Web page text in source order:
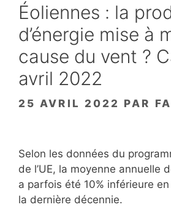
Éoliennes : la
d’énergie mise à
cause du vent ?
avril 2022
25 AVRIL 2022 PAR
Selon les données du
de l’UE, la moyenne annuelle
a parfois été 10% inférieure
la dernière décennie.